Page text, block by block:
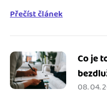
Přečíst článek
Co je
08. 04.